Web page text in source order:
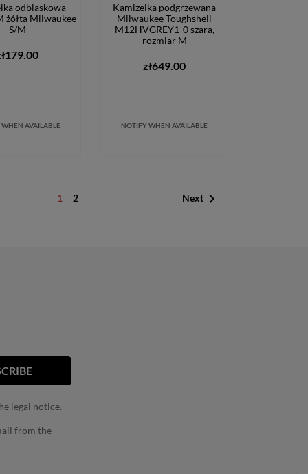
odblaskowa
żółta Milwaukee
S/M
AVAILABLE
Kamizelka podgrzewana
Milwaukee Toughshell
M12HVGREY1-0 szara,
rozmiar M
zł649.00
NOTIFY WHEN AVAILABLE
1 2 Next
legal notice.
from the